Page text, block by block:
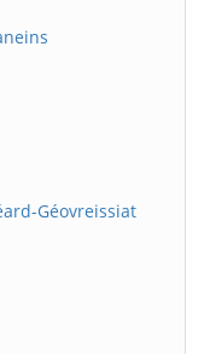
Géovreissiat